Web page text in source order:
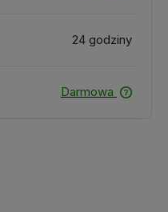
24 godziny
Darmowa